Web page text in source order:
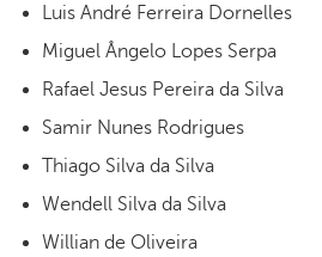
Luis André Ferreira Dornelles
Miguel Ângelo Lopes Serpa
Rafael Jesus Pereira da Silva
Samir Nunes Rodrigues
Thiago Silva da Silva
Wendell Silva da Silva
Willian de Oliveira